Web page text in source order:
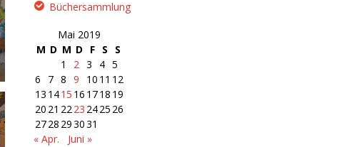
Büchersammlung
Mai 2019
M D M D F S
S
1
2 3 4 5
6
7 8 9 10 11 12
13 1415 16 1718 19
20 21 2223 2425 26
2728 293031
« Apr.
Juni »